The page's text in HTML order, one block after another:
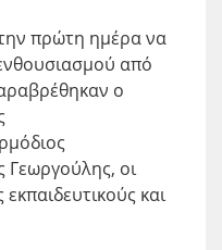
πρώτη ημέρα να
από
ο
Γεωργούλης, οι
και